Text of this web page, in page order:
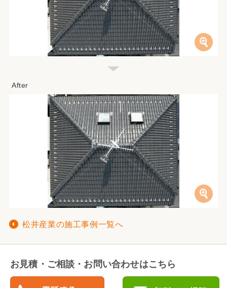
松井産業の施工事例一覧へ
お見積・ご相談・お問い合わせはこちら